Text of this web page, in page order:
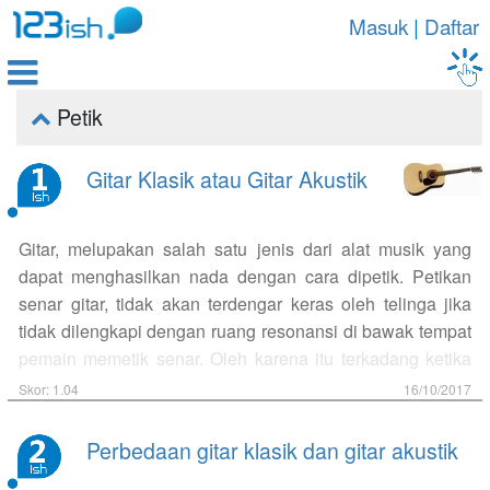
Masuk| Daftar

 Petik
Gitar Klasik atau Gitar Akustik
Gitar, melupakan salah satu jenis dari alat musik yang
dapat menghasilkan nada dengan cara dipetik. Petikan
senar gitar, tidak akan terdengar keras oleh telinga jika
tidak dilengkapi dengan ruang resonansi di bawak tempat
pemain memetik senar. Oleh karena itu terkadang ketika
musisi menginginkan bunyi yang lembut atau cenderung
menjauhi lubang resonansi. Walaupun kemampuan
musisi dalam memvariasikan kekuatan tangan untuk
Skor: 1.04 16/10/2017
Perbedaan gitar klasik dan gitar akustik